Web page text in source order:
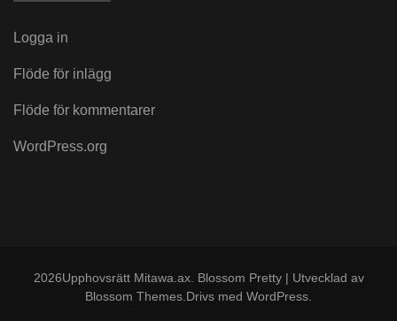
Logga in
Flöde för inlägg
Flöde för kommentarer
WordPress.org
2026Upphovsrätt Mitawa.ax. Blossom Pretty | Utvecklad av
Blossom Themes .Drivs med WordPress